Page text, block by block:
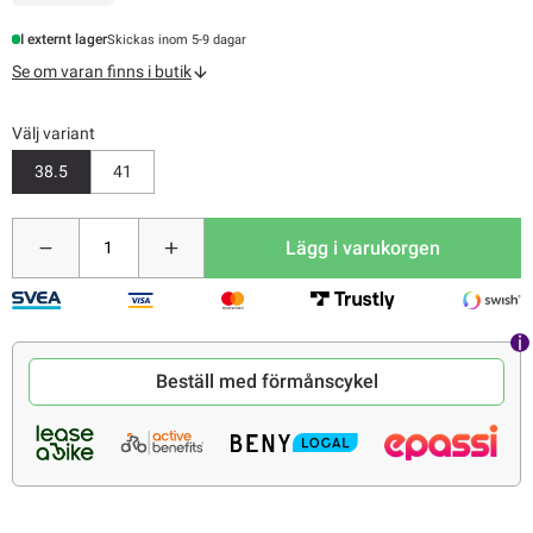
I externt lagerSkickas inom 5-9 dagar
Se om varan finns i butik
Välj variant
38.5
41
Lägg i varukorgen
Beställ med förmånscykel